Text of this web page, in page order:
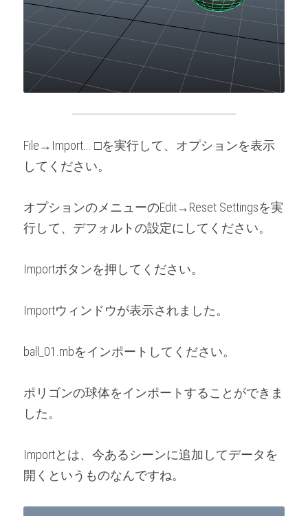
File→Import... □を実行して、オプションを表示
してください。
オプションのメニューのEdit→Reset Settingsを実
行して、デフォルトの設定にしてください。
Importボタンを押してください。
Importウィンドウが表示されました。
ball_01.mbをインポートしてください。
ポリゴンの球体をインポートすることができま
した。
Importとは、今あるシーンに追加してデータを
開くというものなんですね。